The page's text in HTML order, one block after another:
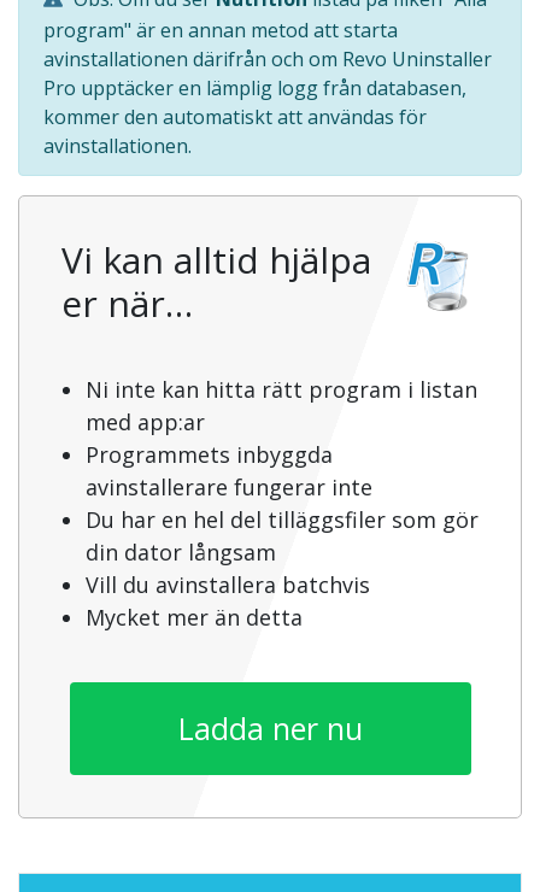
program" är en annan metod att starta
avinstallationen därifrån och om Revo Uninstaller
Pro upptäcker en lämplig logg från databasen,
kommer den automatiskt att användas för
avinstallationen.
Vi kan alltid hjälpa
er när…
Ni inte kan hitta rätt program i listan
med app:ar
Programmets inbyggda
avinstallerare fungerar inte
Du har en hel del tilläggsfiler som gör
din dator långsam
Vill du avinstallera batchvis
Mycket mer än detta
Ladda ner nu